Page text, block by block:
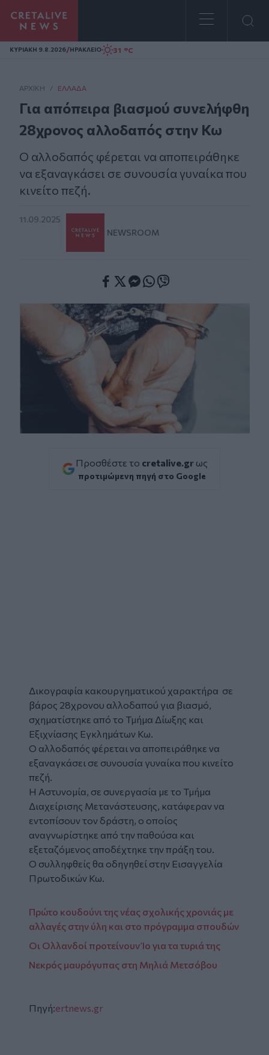
Homepage
ΚΥΡΙΑΚΗ 9.8.2026/ΗΡΑΚΛΕΙΟ 31 °C
ΑΡΧΙΚΗ / ΕΛΛΆΔΑ
Για απόπειρα βιασμού συνελήφθη
28χρονος αλλοδαπός στην Κω
Ο αλλοδαπός φέρεται να αποπειράθηκε
να εξαναγκάσει σε συνουσία γυναίκα που
κινείτο πεζή.
11.09.2025
NEWSROOM
Προσθέστε το cretalive.gr ως
προτιμώμενη πηγή στο Google
Δικογραφία κακουργηματικού χαρακτήρα σε
βάρος 28χρονου αλλοδαπού για βιασμό,
σχηματίστηκε από το Τμήμα Δίωξης και
Εξιχνίασης Εγκλημάτων Κω.
Ο αλλοδαπός φέρεται να αποπειράθηκε να
εξαναγκάσει σε συνουσία γυναίκα που κινείτο
πεζή.
Η Αστυνομία, σε συνεργασία με το Τμήμα
Διαχείρισης Μετανάστευσης, κατάφεραν να
εντοπίσουν τον δράστη, ο οποίος
αναγνωρίστηκε από την παθούσα και
εξεταζόμενος αποδέχτηκε την πράξη του.
Ο συλληφθείς θα οδηγηθεί στην Εισαγγελία
Πρωτοδικών Κω.
Πρώτο κουδούνι της νέας σχολικής χρονιάς με
αλλαγές στην ύλη και στο πρόγραμμα σπουδών
Οι Ολλανδοί προτείνουν Ίο για τα τυριά της
Νεκρός μαυρόγυπας στη Μηλιά Μετσόβου
Πηγή:ertnews.gr